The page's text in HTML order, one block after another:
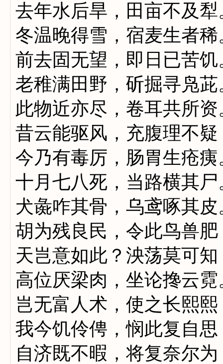
去年水后旱，田亩不及犁
冬温晚得雪，宿麦生者稀
前去固无望，即日已苦饥
老稚满田野，斫掘寻凫茈
此物近亦尽，卷耳共所资
昔云能驱风，充腹理不疑
今乃有毒厉，肠胃生疮痍
十月七八死，当路横其尸
犬彘咋其骨，乌鸢啄其皮
胡为残良民，令此鸟兽肥
天岂意如此？泱荡莫可知
高位厌梁肉，坐论搀云霓
岂无富人术，使之长熙熙
我今饥伶俜，悯此复自思
自济既不暇，将复奈尔为